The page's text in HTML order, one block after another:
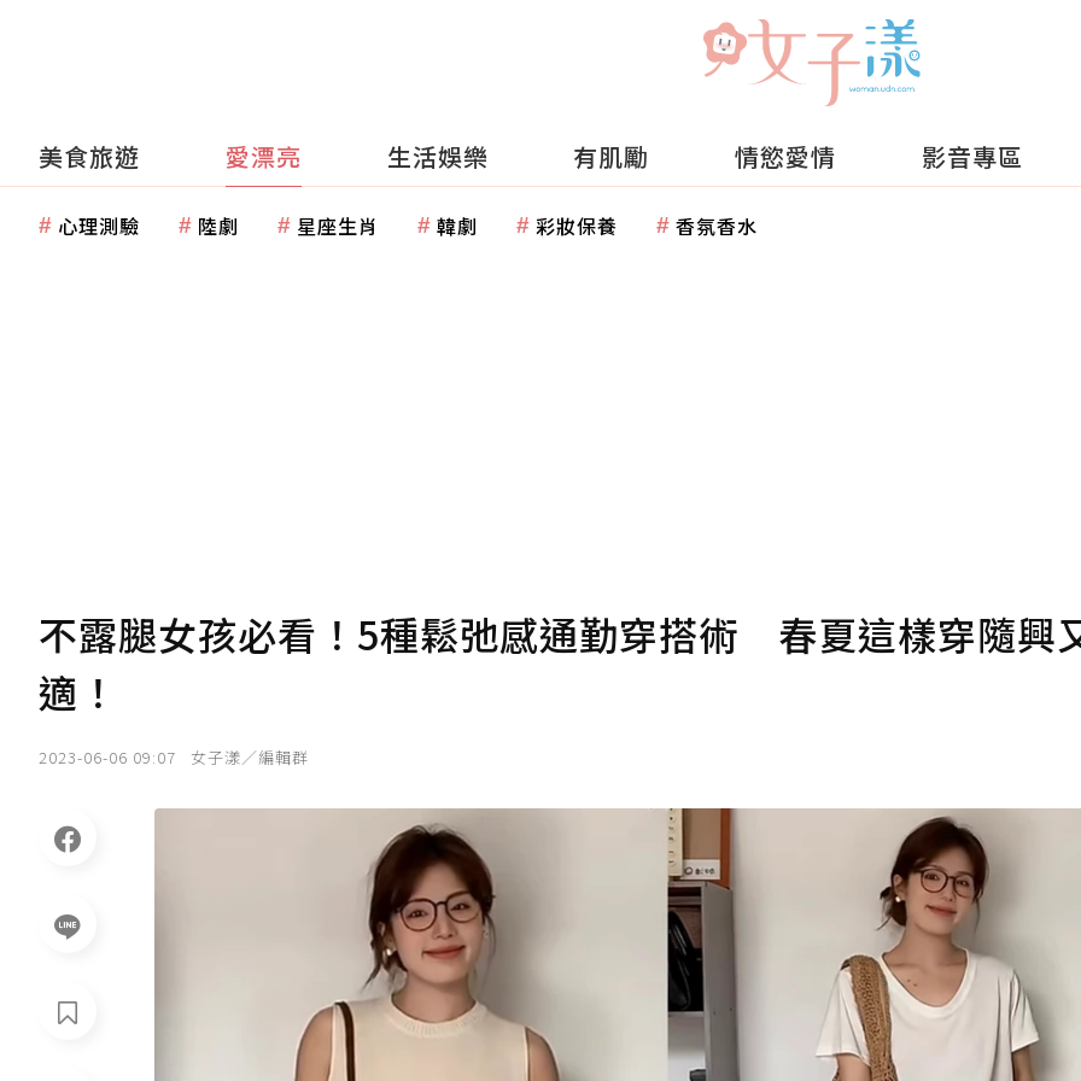
美食旅遊 愛漂亮 生活娛樂 有肌勵 情慾愛情 影音專區
心理測驗 陸劇 星座生肖 韓劇 彩妝保養 香氛香水
不露腿女孩必看！5種鬆弛感通勤穿搭術 春夏這樣穿隨興
適！
2023-06-06 09:07 女子漾／編輯群